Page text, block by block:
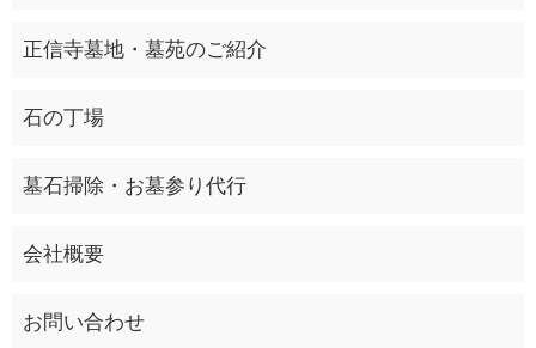
正信寺墓地・墓苑のご紹介
石の丁場
墓石掃除・お墓参り代行
会社概要
お問い合わせ